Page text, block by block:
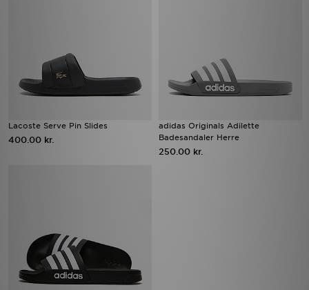
Lacoste Serve Pin Slides
400.00 kr.
adidas Originals Adilette
Badesandaler Herre
250.00 kr.